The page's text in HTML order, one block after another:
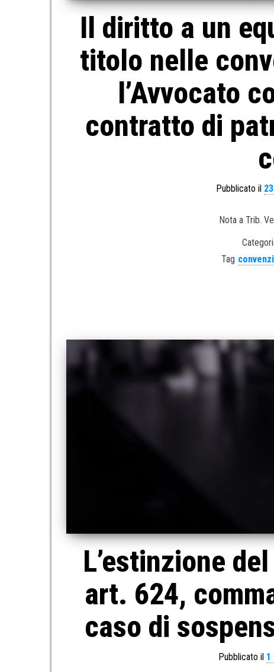
Il diritto a un
titolo nelle
l’Avvocato
contratto di
Pubblicato il
Nota a Trib.
Tag
L’estinzione
art. 624,
caso di
Pubblicato il 1